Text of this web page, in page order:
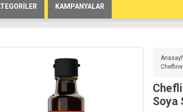
KAMPANYALAR
Soya